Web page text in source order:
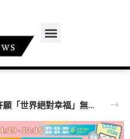
郭書瑤迎36歲生日！攜閨蜜丫頭 許願「世界絕對幸福」無預警預告新歌隨機上線